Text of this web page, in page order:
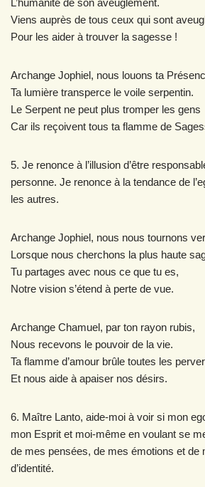
L’humanité de son aveuglement.
Viens auprès de tous ceux qui sont
Pour les aider à trouver la sagesse !
Archange Jophiel, nous louons ta
Ta lumière transperce le voile serpentin.
Le Serpent ne peut plus tromper les gens
Car ils reçoivent tous ta flamme de
5. Je renonce à l’illusion d’être
personne. Je renonce à la tendance de
les autres.
Archange Jophiel, nous nous tournons
Lorsque nous cherchons la plus haute
Tu partages avec nous ce que tu es,
Notre vision s’étend à perte de vue.
Archange Chamuel, par ton rayon rubis,
Nous recevons le pouvoir de la vie.
Ta flamme d’amour brûle toutes les
Et nous aide à apaiser nos désirs.
6. Maître Lanto, aide-moi à voir si mon
mon Esprit et moi-même en voulant se
de mes pensées, de mes émotions et de
d’identité.